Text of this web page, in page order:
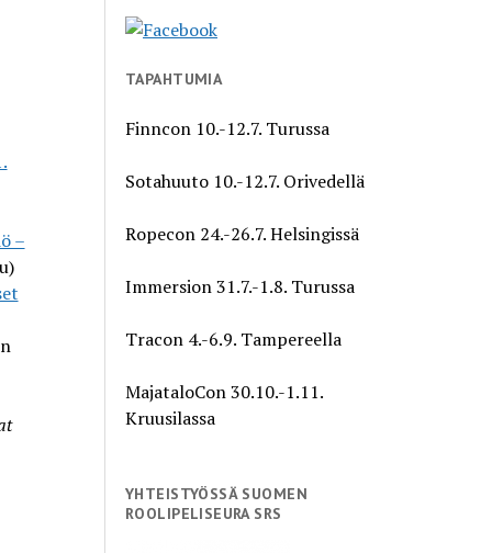
–
TAPAHTUMIA
Finncon 10.-12.7. Turussa
Sotahuuto 10.-12.7. Orivedellä
Ropecon 24.-26.7. Helsingissä
Immersion 31.7.-1.8. Turussa
Tracon 4.-6.9. Tampereella
MajataloCon 30.10.-1.11.
Kruusilassa
YHTEISTYÖSSÄ SUOMEN
ROOLIPELISEURA SRS